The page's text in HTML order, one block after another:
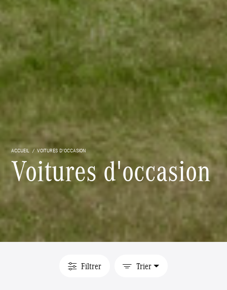
ACCUEIL VOITURES D'OCCASION
Voitures d'occasion
Filtrer Trier